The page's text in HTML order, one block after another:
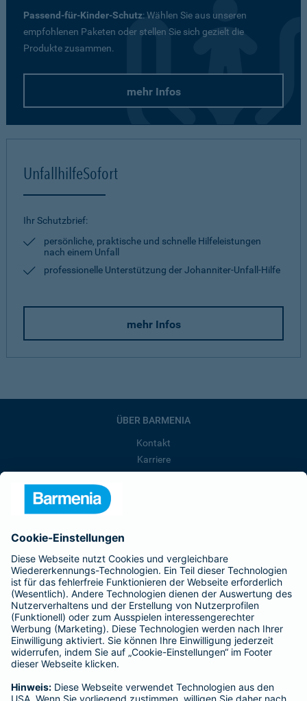
Passend-für-Kinder-Schutz: Wählen Sie aus unseren
empfohlenen Paketen oder stellen Sie sich gezielt die
Produkte zusammen.
mehr Infos
UnfallhilfeSofort
Ihr Schutzbrief:
persönliche, praktische und schnelle Hilfeleistungen
nach einem Unfall
professionelle Unterstützung der Johanniter-Unfall-Hilfe
mehr Infos
ÜBER BARMENIA
Kontakt
Karriere
Barmenia ist Teil der BarmeniaGothaer
BELIEBTE SEITEN
Kranken-Zusatzversicherung
Tierversicherungen
Haftpflichtversicherung
Hausratversicherung
Adresse ändern